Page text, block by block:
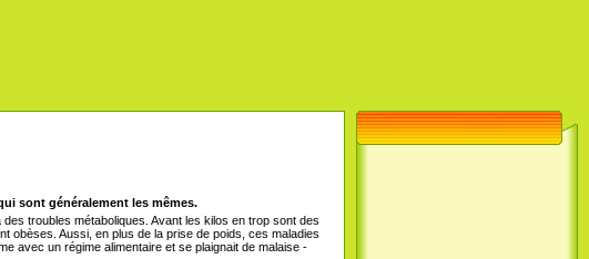
sont généralement les mêmes.
troubles métaboliques. Avant les kilos en trop sont des
obèses. Aussi, en plus de la prise de poids, ces maladies
avec un régime alimentaire et se plaignait de malaise -